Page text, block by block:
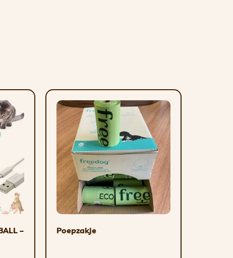
(Zn) 10 mg, mangaanoxide (Mn) 2 mg,
–
Poepzakje